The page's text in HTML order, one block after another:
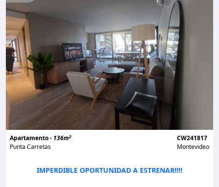
Apartamento - 136m2
Punta Carretas
CW241817
Montevideo
IMPERDIBLE OPORTUNIDAD A ESTRENAR!!!!